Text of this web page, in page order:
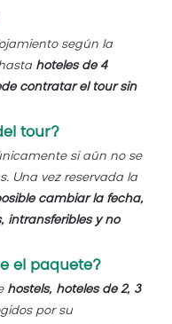
según la
hoteles de 4
contratar el tour sin
tour?
si aún no se
Una vez reservada la
cambiar la fecha,
intransferibles y no
el paquete?
hostels, hoteles de 2, 3
por su